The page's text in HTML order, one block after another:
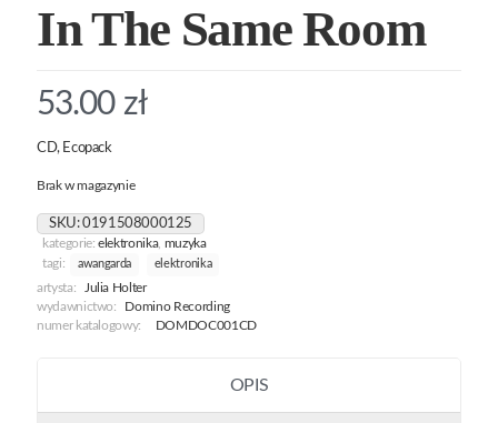
In The Same Room
53.00 zł
CD, Ecopack
Brak w magazynie
SKU:0191508000125
kategorie:elektronika, muzyka
tagi:
awangarda elektronika
artysta:
Julia Holter
wydawnictwo:
Domino Recording
numer katalogowy:
DOMDOC001CD
OPIS